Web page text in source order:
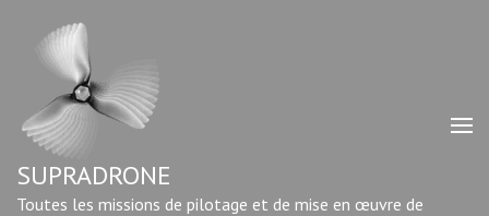
contenu
Entrée)
SUPRADRONE
Toutes les missions de pilotage et de mise en œuvre de